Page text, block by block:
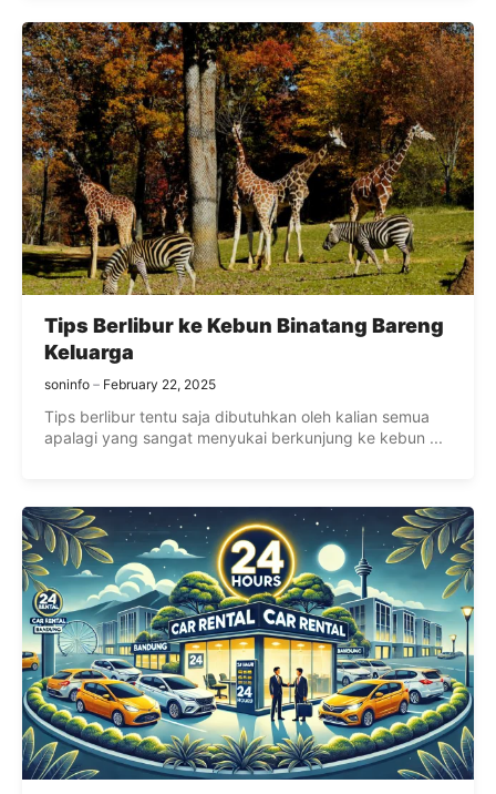
Tips Berlibur ke Kebun Binatang Bareng
Keluarga
soninfo February 22, 2025
Tips berlibur tentu saja dibutuhkan oleh kalian semua
apalagi yang sangat menyukai berkunjung ke kebun ...